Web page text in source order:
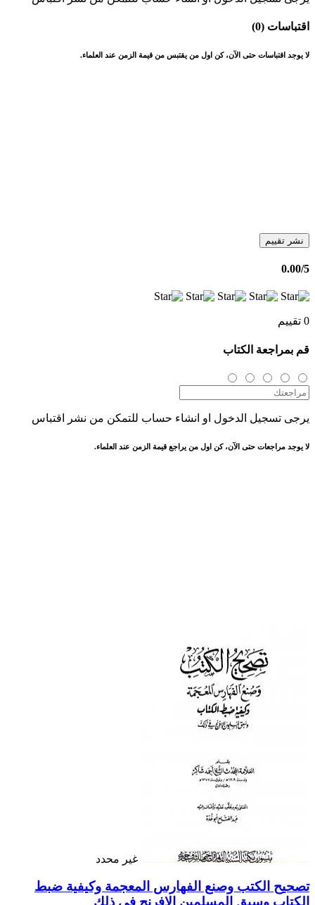
اقتباسات (0)
لا يوجد اقتباسات حتى الآن، كن اول من يقتبس من قيمة الزمن عند العلماء.
نشر تقييم
0.00/5
0 تقييم
قم بمراجعة الكتاب
يرجى تسجيل الدخول او انشاء حساب للتمكن من نشر اقتباس
لا يوجد مراجعات حتى الآن، كن اول من يراجع قيمة الزمن عند العلماء.
غير محدد
تصحيح الكتب وصنع الفهارس المعجمة وكيفية ضبط
الكتاب وسبق المسلمين الإفرنج في ذلك